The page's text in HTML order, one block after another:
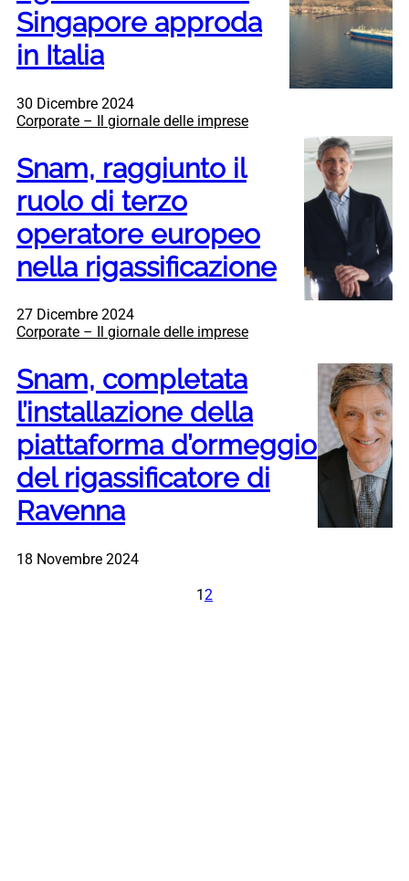
Singapore approda
in Italia
30 Dicembre 2024
Corporate – Il giornale delle imprese
Snam, raggiunto il
ruolo di terzo
operatore europeo
nella rigassificazione
27 Dicembre 2024
Corporate – Il giornale delle imprese
Snam, completata
l’installazione della
piattaforma d’ormeggio
del rigassificatore di
Ravenna
18 Novembre 2024
1 2